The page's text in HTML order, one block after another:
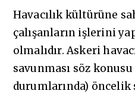
Havacılık kültürüne
çalışanların işlerini
olmalıdır. Askeri
savunması söz
durumlarında) öncelik